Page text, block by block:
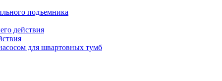
подъемника
действия
для швартовных тумб